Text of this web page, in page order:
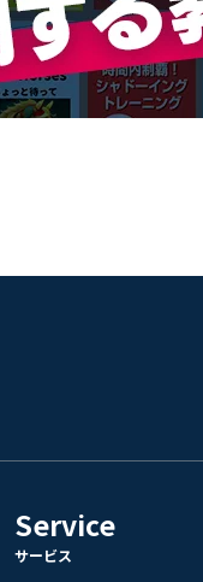
Service
サービス